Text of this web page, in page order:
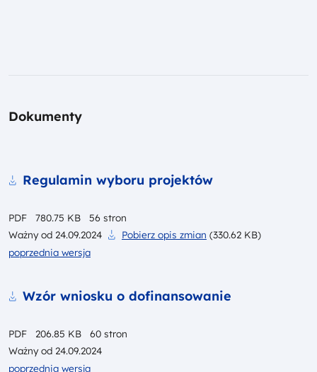
Dokumenty
PobierzRegulamin wyboru projektów
PDF 780.75 KB
56 stron
Ważny od 24.09.2024 Pobierz opis zmian (330.62 KB)
poprzednia wersja
Pobierz
Wzór wniosku o dofinansowanie
PDF 206.85 KB
60 stron
Ważny od 24.09.2024
poprzednia wersja